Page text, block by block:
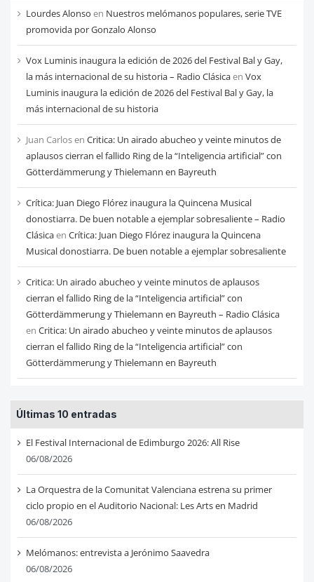
cada
mes
Lourdes Alonso en Nuestros melómanos populares, serie TVE
promovida por Gonzalo Alonso
Vox Luminis inaugura la edición de 2026 del Festival Bal y Gay,
la más internacional de su historia – Radio Clásicaen Vox
Luminis inaugura la edición de 2026 del Festival Bal y Gay, la
más internacional de su historia
Juan Carlosen Critica: Un airado abucheo y veinte minutos de
aplausos cierran el fallido Ring de la “Inteligencia artificial” con
Götterdämmerung y Thielemann en Bayreuth
Crítica: Juan Diego Flórez inaugura la Quincena Musical
donostiarra. De buen notable a ejemplar sobresaliente – Radio
Clásicaen Crítica: Juan Diego Flórez inaugura la Quincena
Musical donostiarra. De buen notable a ejemplar sobresaliente
Critica: Un airado abucheo y veinte minutos de aplausos
cierran el fallido Ring de la “Inteligencia artificial” con
Götterdämmerung y Thielemann en Bayreuth – Radio Clásica
en Critica: Un airado abucheo y veinte minutos de aplausos
cierran el fallido Ring de la “Inteligencia artificial” con
Götterdämmerung y Thielemann en Bayreuth
Últimas 10 entradas
El Festival Internacional de Edimburgo 2026: All Rise
06/08/2026
La Orquestra de la Comunitat Valenciana estrena su primer
ciclo propio en el Auditorio Nacional: Les Arts en Madrid
06/08/2026
Melómanos: entrevista a Jerónimo Saavedra
06/08/2026